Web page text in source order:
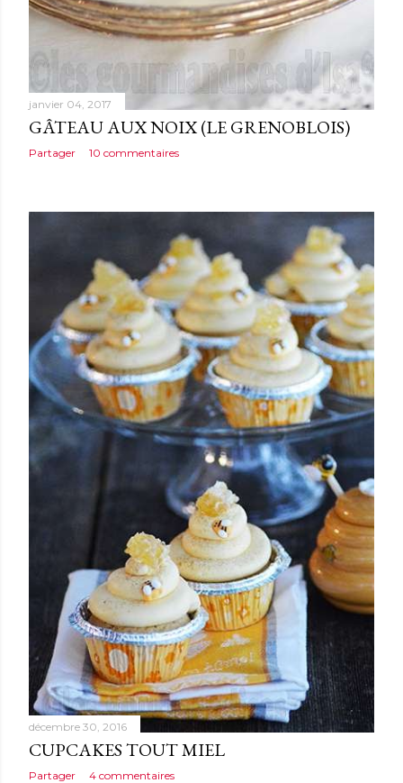
janvier 04, 2017
GÂTEAU AUX NOIX (LE GRENOBLOIS)
Partager 10 commentaires
décembre 30, 2016
CUPCAKES TOUT MIEL
Partager 4 commentaires